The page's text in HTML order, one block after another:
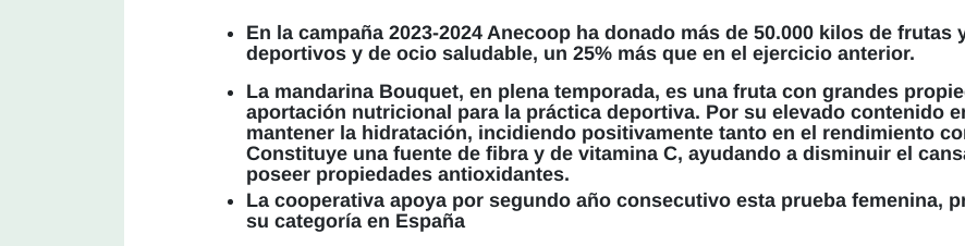
En la campaña 2023-2024 Anecoop ha donado más de 50.000 kilos de frutas
deportivos y de ocio saludable, un 25% más que en el ejercicio anterior.
La mandarina Bouquet, en plena temporada, es una fruta con grandes
aportación nutricional para la práctica deportiva. Por su elevado contenido
mantener la hidratación, incidiendo positivamente tanto en el rendimiento
Constituye una fuente de fibra y de vitamina C, ayudando a disminuir el
poseer propiedades antioxidantes.
La cooperativa apoya por segundo año consecutivo esta prueba femenina,
su categoría en España